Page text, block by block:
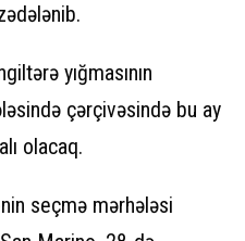
yığmasının
çərçivəsində bu ay
olacaq.
seçmə mərhələsi